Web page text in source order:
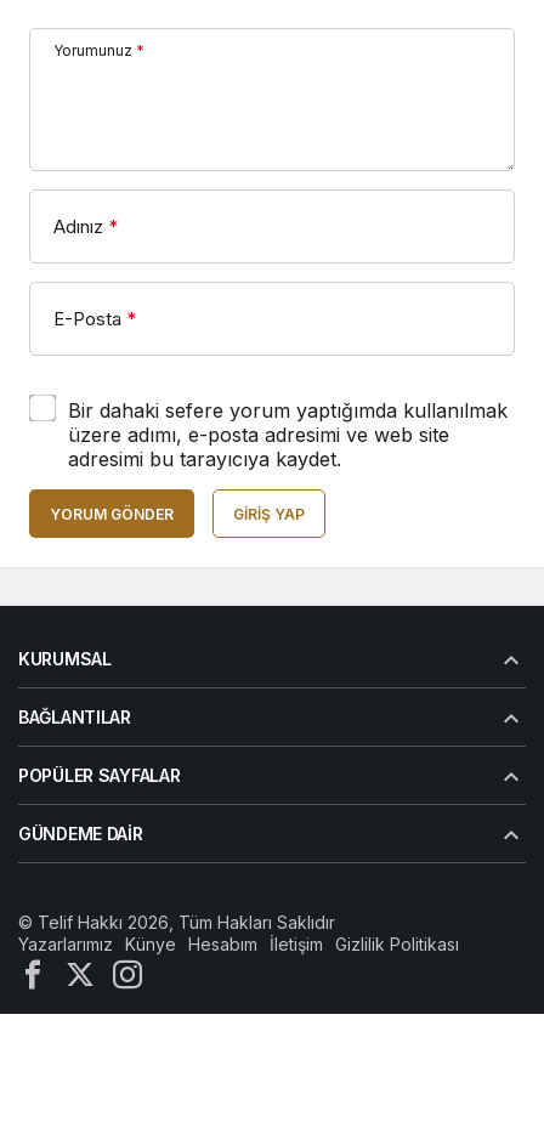
Yorumunuz *
Adınız *
E-Posta *
Bir dahaki sefere yorum yaptığımda kullanılmak
üzere adımı, e-posta adresimi ve web site
adresimi bu tarayıcıya kaydet.
YORUM GÖNDER GIRIŞ YAP
KURUMSAL
BAĞLANTILAR
POPÜLER SAYFALAR
GÜNDEME DAIR
© Telif Hakkı 2026, Tüm Hakları Saklıdır
Yazarlarımız
Künye Hesabım İletişim Gizlilik Politikası